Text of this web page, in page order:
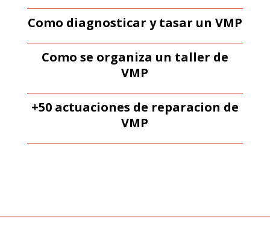
Como diagnosticar y tasar un VMP
Como se organiza un taller de
VMP
+50 actuaciones de reparacion de
VMP